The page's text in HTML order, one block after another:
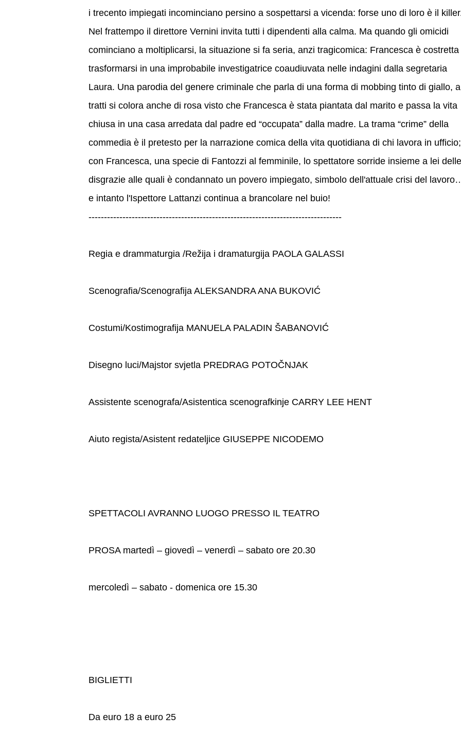
i trecento impiegati incominciano persino a sospettarsi a vicenda: forse uno di loro è il
Nel frattempo il direttore Vernini invita tutti i dipendenti alla calma. Ma quando gli omicidi
cominciano a moltiplicarsi, la situazione si fa seria, anzi tragicomica: Francesca è costretta
trasformarsi in una improbabile investigatrice coaudiuvata nelle indagini dalla segretaria
Laura. Una parodia del genere criminale che parla di una forma di mobbing tinto di giallo, a
tratti si colora anche di rosa visto che Francesca è stata piantata dal marito e passa la vita
chiusa in una casa arredata dal padre ed “occupata” dalla madre. La trama “crime” della
commedia è il pretesto per la narrazione comica della vita quotidiana di chi lavora in ufficio;
con Francesca, una specie di Fantozzi al femminile, lo spettatore sorride insieme a lei delle
disgrazie alle quali è condannato un povero impiegato, simbolo dell'attuale crisi del
e intanto l'Ispettore Lattanzi continua a brancolare nel buio!
----------------------------------------------------------------------------------
Regia e drammaturgia /Režija i dramaturgija PAOLA GALASSI
Scenografia/Scenografija ALEKSANDRA ANA BUKOVIĆ
Costumi/Kostimografija MANUELA PALADIN ŠABANOVIĆ
Disegno luci/Majstor svjetla PREDRAG POTOČNJAK
Assistente scenografa/Asistentica scenografkinje CARRY LEE HENT
Aiuto regista/Asistent redateljice GIUSEPPE NICODEMO
SPETTACOLI AVRANNO LUOGO PRESSO IL TEATRO
PROSA martedì – giovedì – venerdì – sabato ore 20.30
mercoledì – sabato - domenica ore 15.30
BIGLIETTI
Da euro 18 a euro 25